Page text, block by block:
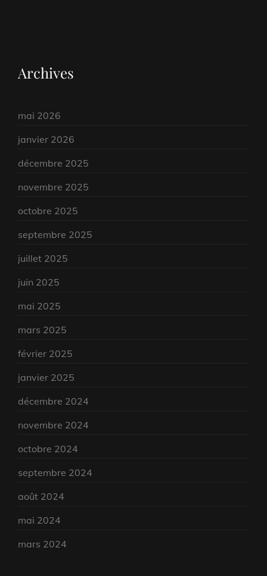
Archives
mai 2026
janvier 2026
décembre 2025
novembre 2025
octobre 2025
septembre 2025
juillet 2025
juin 2025
mai 2025
mars 2025
février 2025
janvier 2025
décembre 2024
novembre 2024
octobre 2024
septembre 2024
août 2024
mai 2024
mars 2024